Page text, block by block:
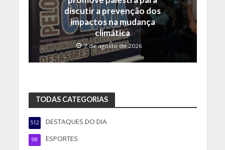
discutir a prevenção dos
impactos na mudança
climática
7 de agosto de 2026
TODAS CATEGORIAS
DESTAQUES DO DIA
512
ESPORTES
98